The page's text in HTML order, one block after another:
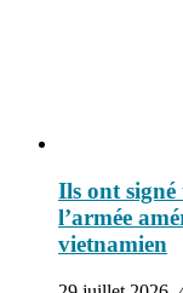
Ils ont signé
l’armée
vietnamien